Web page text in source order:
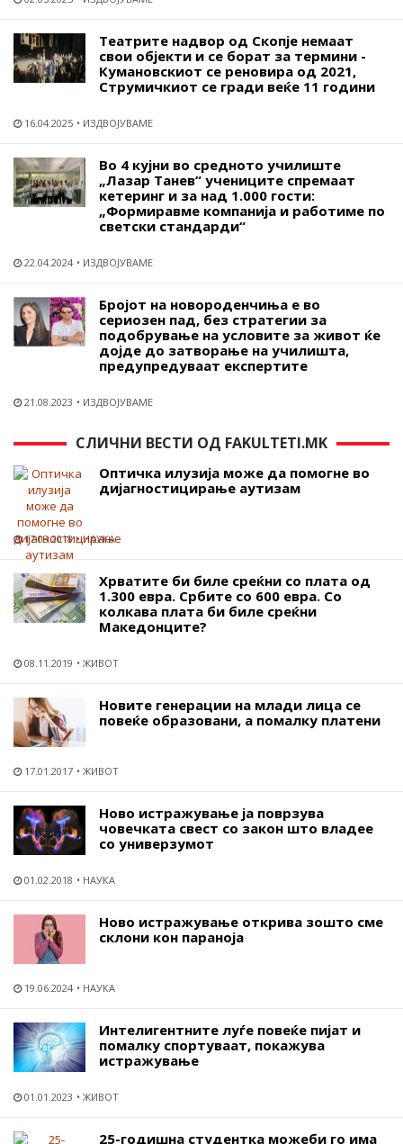
Театрите надвор од Скопје немаат
свои објекти и се борат за термини -
Кумановскиот се реновира од 2021,
Струмичкиот се гради веќе 11 години
16.04.2025 ИЗДВОЈУВАМЕ
Во 4 кујни во средното училиште
„Лазар Танев“ учениците спремаат
кетеринг и за над 1.000 гости:
„Формиравме компанија и работиме по
светски стандарди“
22.04.2024 ИЗДВОЈУВАМЕ
Бројот на новороденчиња е во
сериозен пад, без стратегии за
подобрување на условите за живот ќе
дојде до затворање на училишта,
предупредуваат експертите
21.08.2023 ИЗДВОЈУВАМЕ
СЛИЧНИ ВЕСТИ ОД FAKULTETI.MK
Оптичка илузија може да помогне во
дијагностицирање аутизам
17.03.2018 НАУКА
Хрватите би биле среќни со плата од
1.300 евра. Србите со 600 евра. Со
колкава плата би биле среќни
Македонците?
08.11.2019 ЖИВОТ
Новите генерации на млади лица се
повеќе образовани, а помалку платени
17.01.2017 ЖИВОТ
Ново истражување ја поврзува
човечката свест со закон што владее
со универзумот
01.02.2018 НАУКА
Ново истражување открива зошто сме
склони кон параноја
19.06.2024 НАУКА
Интелигентните луѓе повеќе пијат и
помалку спортуваат, покажува
истражување
01.01.2023 ЖИВОТ
25-годишна студентка можеби го има